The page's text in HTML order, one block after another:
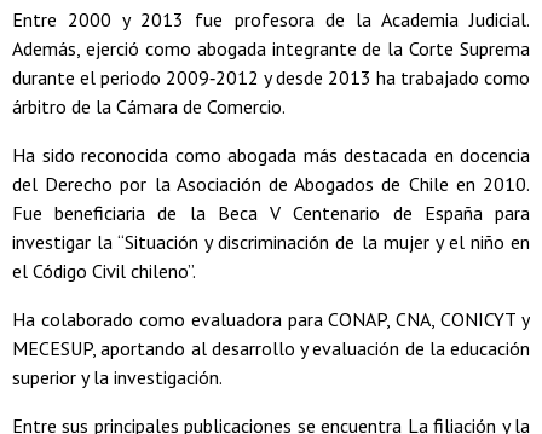
Entre 2000 y 2013 fue profesora de la Academia Judicial.
Además, ejerció como abogada integrante de la Corte Suprema
durante el periodo 2009‑2012 y desde 2013 ha trabajado como
árbitro de la Cámara de Comercio.
Ha sido reconocida como abogada más destacada en docencia
del Derecho por la Asociación de Abogados de Chile en 2010.
Fue beneficiaria de la Beca V Centenario de España para
investigar la “Situación y discriminación de la mujer y el niño en
el Código Civil chileno”.
Ha colaborado como evaluadora para CONAP, CNA, CONICYT y
MECESUP, aportando al desarrollo y evaluación de la educación
superior y la investigación.
Entre sus principales publicaciones se encuentra La filiación y la